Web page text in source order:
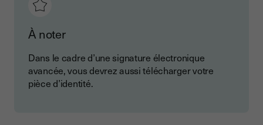
À noter
Dans le cadre d’une signature électronique
avancée, vous devrez aussi télécharger votre
pièce d’identité.